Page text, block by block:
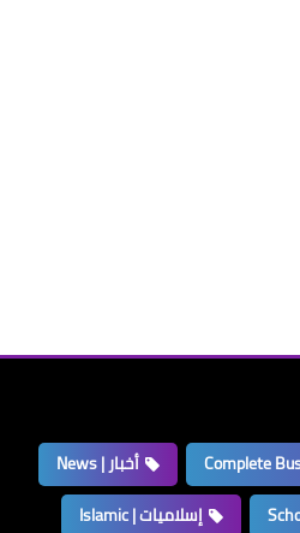
أخبار | News
إسلاميات | Islamic